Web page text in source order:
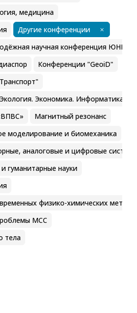
медицина
Другие конференции
научная конференция ЮНЦ
Конференции "GeoiD"
Экономика. Информатика"
Магнитный резонанс
моделирование и биомеханика
аналоговые и цифровые
гуманитарные науки
физико-химических
МСС
тела